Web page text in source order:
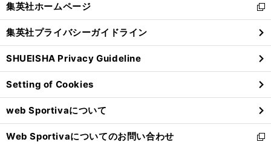
閉
る
集英社ホームページ
新
し
い
ウ
ィ
ン
ド
ウ
で
開
く
集英社プライバシーガイドライン
SHUEISHA Privacy Guideline
Setting of Cookies
web Sportivaについて
Web Sportivaについてのお問い合わせ
新